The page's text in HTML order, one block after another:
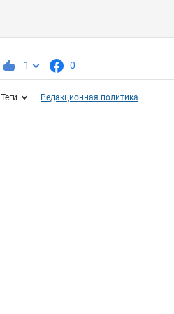
1 0
Теги Редакционная политика